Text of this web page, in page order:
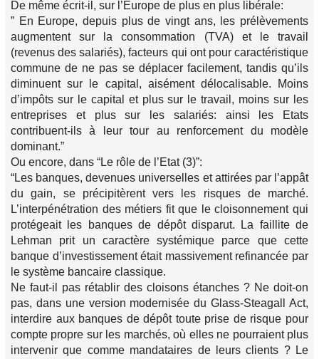
De même écrit-il, sur l’Europe de plus en plus libérale:
” En Europe, depuis plus de vingt ans, les prélèvements
augmentent sur la consommation (TVA) et le travail
(revenus des salariés), facteurs qui ont pour caractéristique
commune de ne pas se déplacer facilement, tandis qu’ils
diminuent sur le capital, aisément délocalisable. Moins
d’impôts sur le capital et plus sur le travail, moins sur les
entreprises et plus sur les salariés: ainsi les Etats
contribuent-ils à leur tour au renforcement du modèle
dominant.”
Ou encore, dans “Le rôle de l’Etat (3)”:
“Les banques, devenues universelles et attirées par l’appât
du gain, se précipitèrent vers les risques de marché.
L’interpénétration des métiers fit que le cloisonnement qui
protégeait les banques de dépôt disparut. La faillite de
Lehman prit un caractère systémique parce que cette
banque d’investissement était massivement refinancée par
le système bancaire classique.
Ne faut-il pas rétablir des cloisons étanches ? Ne doit-on
pas, dans une version modernisée du Glass-Steagall Act,
interdire aux banques de dépôt toute prise de risque pour
compte propre sur les marchés, où elles ne pourraient plus
intervenir que comme mandataires de leurs clients ? Le